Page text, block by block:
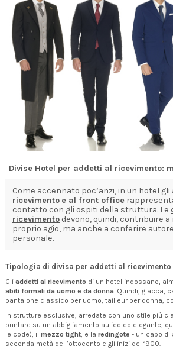
Divise Hotel per addetti al ricevimento:
Come accennato poc’anzi, in un hotel gli
ricevimento e al front office
contatto con gli ospiti della struttura. Le
ricevimento devono, quindi, contribuire
proprio agio, ma anche a conferire
personale.
Tipologia di divisa per addetti al ricevimento
Gli addetti al ricevimento di un hotel indossano,
abiti formali da uomo e da donna . Quindi, giacca,
pantalone classico per uomo, tailleur per donna,
In strutture esclusive, arredate con uno stile più
puntare su un abbigliamento aulico ed elegante,
le code), il mezzo tight, e la redingote - un capo di
seconda metà dell’ottocento e gli inizi del ‘900.